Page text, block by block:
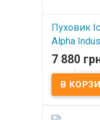
Пуховик
Alpha
Commander
В
7 880